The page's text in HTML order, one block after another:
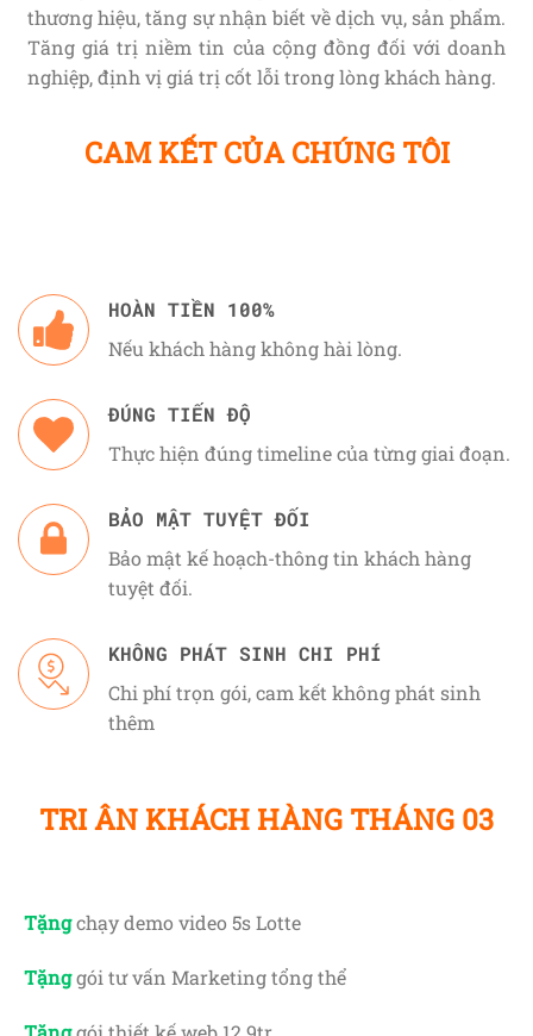
thương hiệu, tăng sự nhận biết về dịch vụ, sản phẩm.
Tăng giá trị niềm tin của cộng đồng đối với doanh
nghiệp, định vị giá trị cốt lỗi trong lòng khách hàng.
CAM KẾT CỦA CHÚNG TÔI
HOÀN TIỀN 100%
Nếu khách hàng không hài lòng.
ĐÚNG TIẾN ĐỘ
Thực hiện đúng timeline của từng giai đoạn.
BẢO MẬT TUYỆT ĐỐI
Bảo mật kế hoạch-thông tin khách hàng
tuyệt đối.
KHÔNG PHÁT SINH CHI PHÍ
Chi phí trọn gói, cam kết không phát sinh
thêm
TRI ÂN KHÁCH HÀNG THÁNG 03
Tặngchạy demo video 5s Lotte
Tặnggói tư vấn Marketing tổng thể